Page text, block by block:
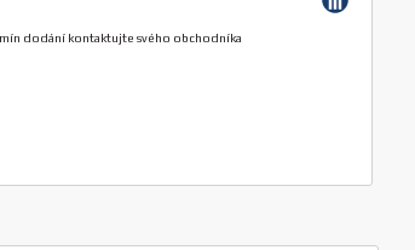
dodání kontaktujte svého obchodníka